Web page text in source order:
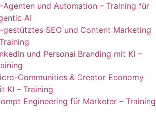
Agenten und Automation – Training für
AI
gestütztes SEO und Content Marketing
und Personal Branding mit KI –
Communities & Creator Economy
KI – Training
Engineering für Marketer – Training